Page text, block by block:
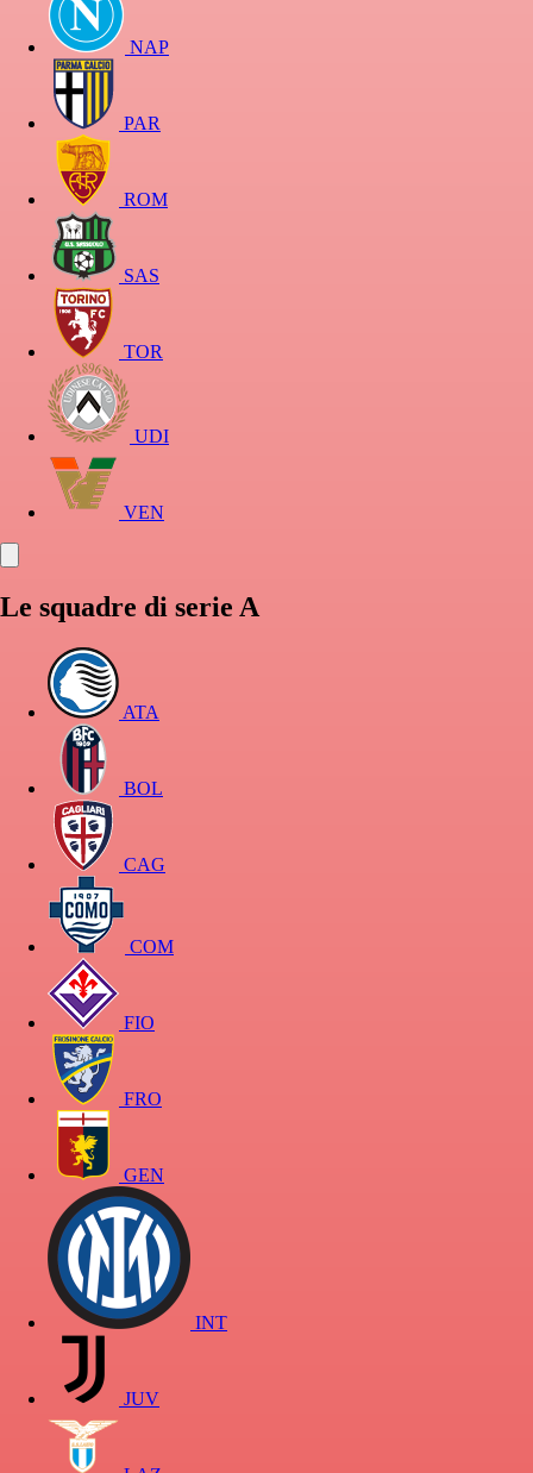
NAP
PAR
ROM
SAS
TOR
UDI
VEN
Le squadre di serie A
ATA
BOL
CAG
COM
FIO
FRO
GEN
INT
JUV